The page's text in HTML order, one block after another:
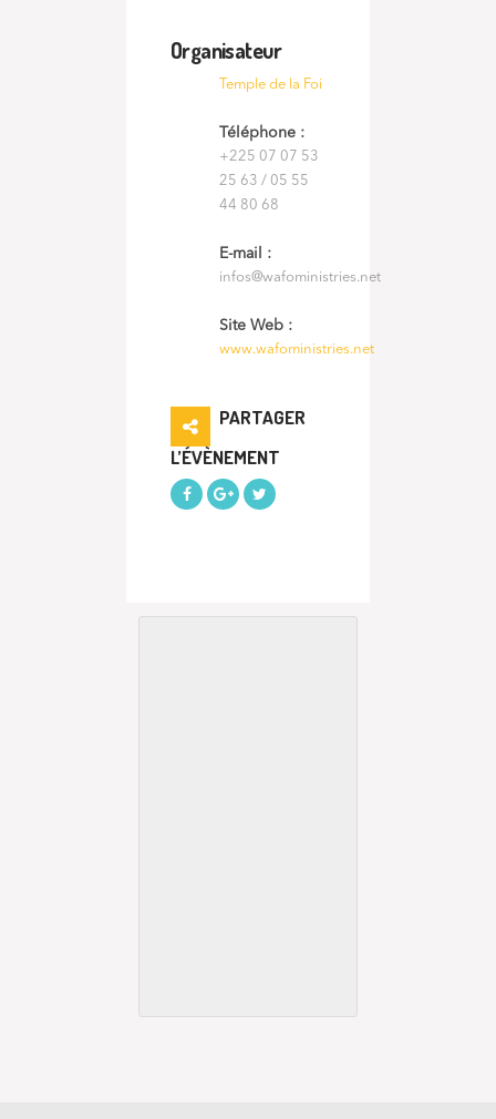
Organisateur
Temple de la Foi
Téléphone :
+225 07 07 53
25 63 / 05 55
44 80 68
E-mail :
infos@wafoministries.net
Site Web :
www.wafoministries.net
PARTAGER
L’ÉVÈNEMENT